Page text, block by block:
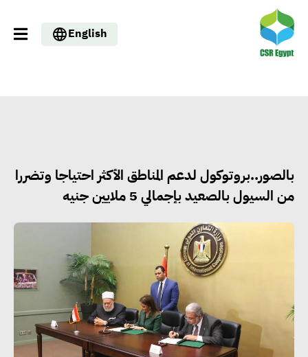
English
بالصور..بروتوكول لدعم المناطق الأكثر احتياجا وتضررا
من السيول بالصعيد بإجمالي 5 ملايين جنيه